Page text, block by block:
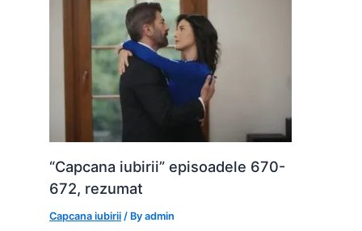
“Capcana iubirii” episoadele 670-
672, rezumat
Capcana iubirii / Byadmin